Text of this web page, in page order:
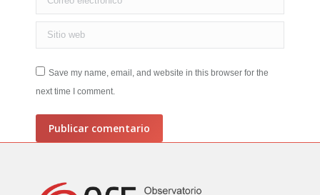
Sitio web
Save my name, email, and website in this browser for the
next time I comment.
Publicar comentario